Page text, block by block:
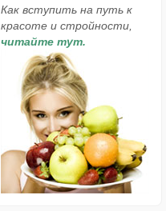
Как вступить на путь к
красоте и стройности,
читайте тут.